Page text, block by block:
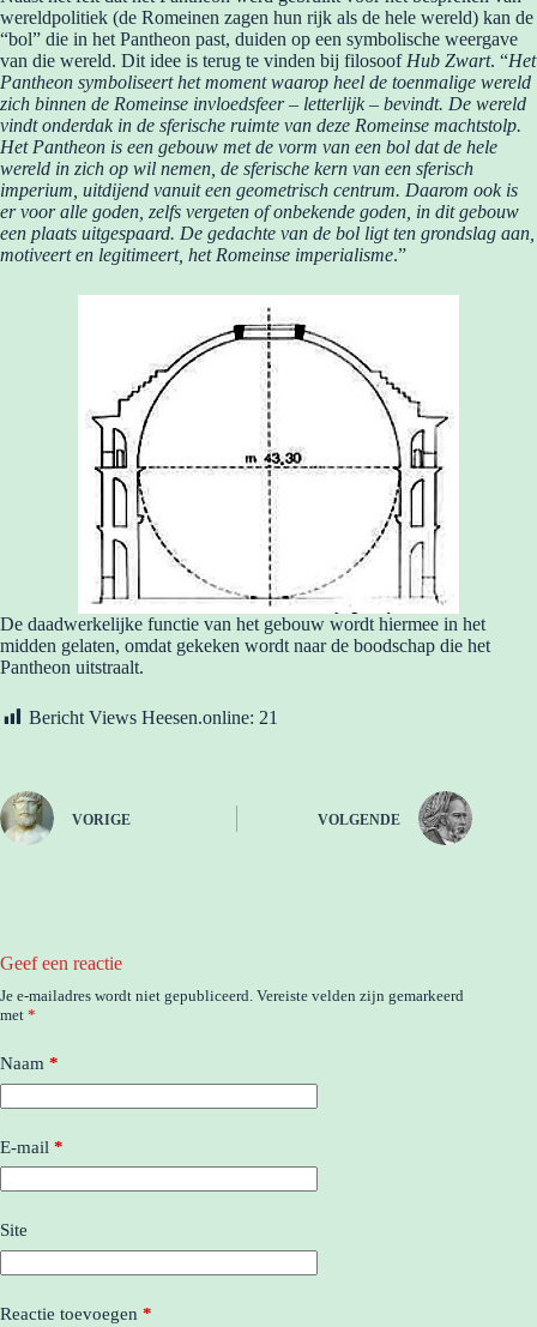
wereldpolitiek (de Romeinen zagen hun rijk als de hele wereld) kan de
“bol” die in het Pantheon past, duiden op een symbolische weergave
van die wereld. Dit idee is terug te vinden bij filosoof Hub Zwart. “Het
Pantheon symboliseert het moment waarop heel de toenmalige wereld
zich binnen de Romeinse invloedsfeer – letterlijk – bevindt. De wereld
vindt onderdak in de sferische ruimte van deze Romeinse machtstolp.
Het Pantheon is een gebouw met de vorm van een bol dat de hele
wereld in zich op wil nemen, de sferische kern van een sferisch
imperium, uitdijend vanuit een geometrisch centrum. Daarom ook is
er voor alle goden, zelfs vergeten of onbekende goden, in dit gebouw
een plaats uitgespaard. De gedachte van de bol ligt ten grondslag aan,
motiveert en legitimeert, het Romeinse imperialisme.”
De daadwerkelijke functie van het gebouw wordt hiermee in het
midden gelaten, omdat gekeken wordt naar de boodschap die het
Pantheon uitstraalt.
Bericht Views Heesen.online: 21
VORIGE VOLGENDE
Geef een reactie
Je e-mailadres wordt niet gepubliceerd. Vereiste velden zijn gemarkeerd
met *
Naam *
E-mail *
Site
Reactie toevoegen *